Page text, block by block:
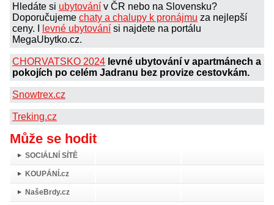
Hledáte si ubytování v ČR nebo na Slovensku?
Doporučujeme chaty a chalupy k pronájmu za nejlepší
ceny. I
levné ubytování si najdete na portálu
MegaUbytko.cz.
CHORVATSKO 2024 levné ubytování v apartmánech a
pokojích po celém Jadranu bez provize cestovkám.
Snowtrex.cz
Treking.cz
Může se hodit
SOCIÁLNÍ SÍTĚ
KOUPÁNÍ.cz
NašeBrdy.cz